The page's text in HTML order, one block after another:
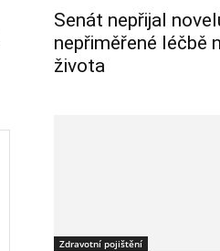
Senát nepřijal
nepřiměřené léčbě
života
Zdravotní pojištění